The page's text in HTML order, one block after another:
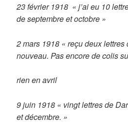
23 février 1918 « j’ai eu 10
de septembre et octobre »
2 mars 1918 « reçu deux lettres
nouveau. Pas encore de colis
rien en avril
9 juin 1918 « vingt lettres de
et décembre. »